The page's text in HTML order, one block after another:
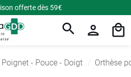
offerte dès 59€
Poignet - Pouce - Doigt Orthèse